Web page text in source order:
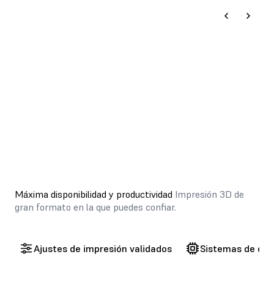
Máxima disponibilidad y productividad Impresión 3D de
gran formato en la que puedes confiar.
Ajustes de impresión validados Sistemas de